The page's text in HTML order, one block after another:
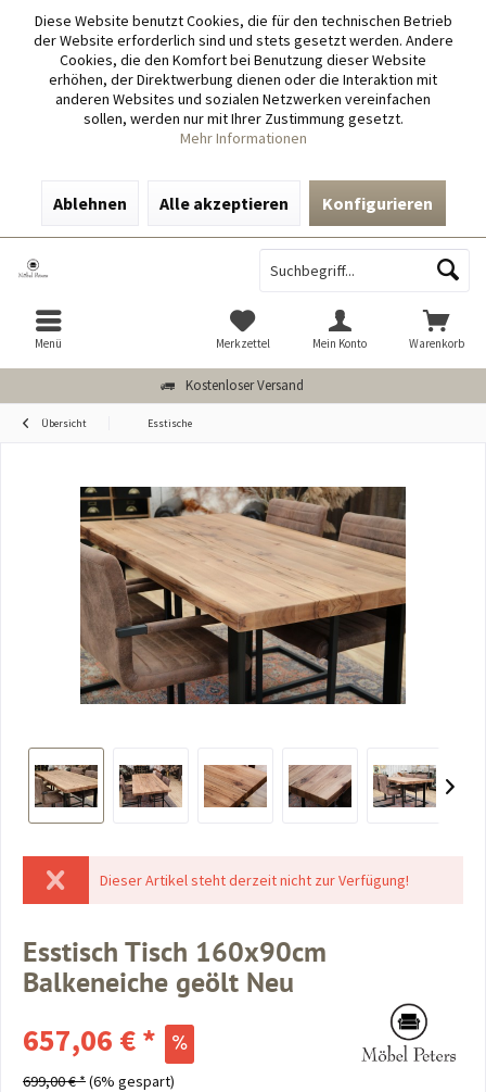
Diese Website benutzt Cookies, die für den technischen Betrieb
der Website erforderlich sind und stets gesetzt werden. Andere
Cookies, die den Komfort bei Benutzung dieser Website
erhöhen, der Direktwerbung dienen oder die Interaktion mit
anderen Websites und sozialen Netzwerken vereinfachen
sollen, werden nur mit Ihrer Zustimmung gesetzt.
Mehr Informationen
Ablehnen Alle akzeptieren Konfigurieren
Kostenloser Versand
Menü Warenkorb
Merkzettel Mein Konto
Übersicht Esstische
Dieser Artikel steht derzeit nicht zur Verfügung!
Esstisch Tisch 160x90cm
Balkeneiche geölt Neu
657,06 € *
699,00 € *(6% gespart)